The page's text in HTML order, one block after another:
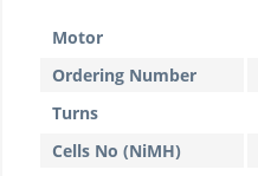
Motor
Ordering Number
Turns
Cells No (NiMH)